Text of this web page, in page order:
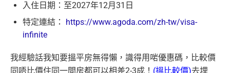
入住日期：至2027年12月31日
特定連結： https://www.agoda.com/zh-tw/visa-
infinite
我經驗話我知要搵平房無得懶，識得用啱優惠碼，比較價
同唔比價住同一間房都可以相差2-3成！ (搵比較價)去埋